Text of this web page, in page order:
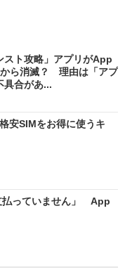
スト攻略」アプリがApp
ら消滅？ 理由は「アプ
具合があ...
安SIMをお得に使うキ
払っていません」 App